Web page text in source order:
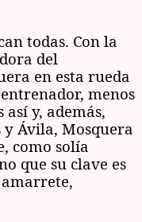
todas. Con la
del
en esta rueda
menos
y, además,
y Ávila, Mosquera
como solía
que su clave es